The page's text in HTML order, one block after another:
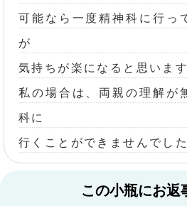
可能なら一度精神科に行っ
が
気持ちが楽になると思います
私の場合は、両親の理解が
科に
行くことができませんでした
この小瓶にお返